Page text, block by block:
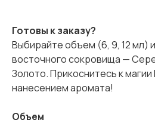
Готовы к заказу?
Выбирайте объем (6, 9, 12 мл)
восточного сокровища —
Золото. Прикоснитесь к
нанесением аромата!
Объем